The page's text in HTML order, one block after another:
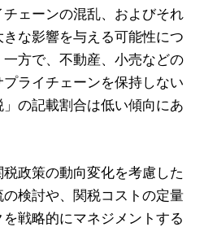
ェーンの混乱、およびそれ
な影響を与える可能性につ
方で、不動産、小売などの
ライチェーンを保持しない
の記載割合は低い傾向にあ
政策の動向変化を考慮した
検討や、関税コストの定量
戦略的にマネジメントする